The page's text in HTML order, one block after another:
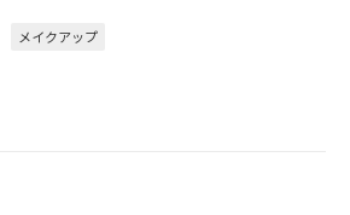
メイクアップ